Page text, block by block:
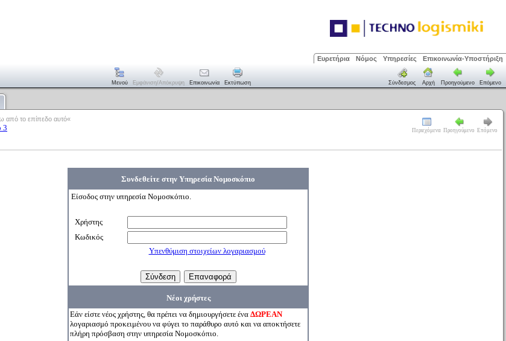
Ευρετήρια Νόμος Υπηρεσίες Επικοινωνία-Υποστήριξη
Μενού Εμφάνιση/απόκρυψη Επικοινωνία Εκτύπωση Σύνδεσμος Αρχή Προηγούμενο Επόμενο